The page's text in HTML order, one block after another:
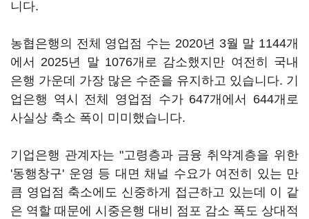
니다.
농협은행의 전체 영업점 수는 2020년 3월 말 1144개
에서 2025년 말 1076개로 감소했지만 여전히 국내
은행 가운데 가장 많은 수준을 유지하고 있습니다. 기
업은행 역시 전체 영업점 수가 647개에서 644개로
사실상 축소 폭이 미미했습니다.
기업은행 관계자는 "고령층과 금융 취약계층을 위한
'동행창구' 운영 등 대면 채널 수요가 여전히 있는 만
큼 영업점 축소에도 신중하게 접근하고 있는데 이 같
은 역할 때문에 시중은행 대비 점포 감소 폭도 상대적